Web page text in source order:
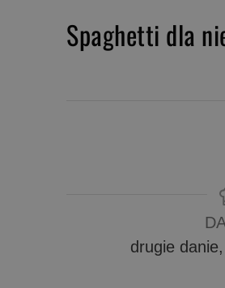
Spaghetti dla
drugie